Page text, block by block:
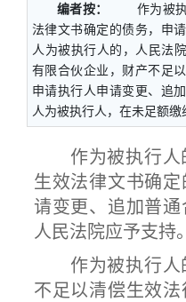
编者按：
作为被执
法律文书确定的债务，申
人为被执行人的，人民
有限合伙企业，财产不足
申请执行人申请变更、追
人为被执行人，在未足额
作为被执行人
生效法律文书确
请变更、追加普通
人民法院应予支持。
作为被执行人
不足以清偿生效